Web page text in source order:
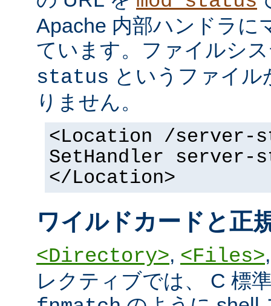
Apache 内部ハンドラに
ています。ファイルシ
status というファイ
りません。
<Location /server-
SetHandler server-
</Location>
ワイルドカードと正
<Directory>, <Files>
レクティブでは、 C 標